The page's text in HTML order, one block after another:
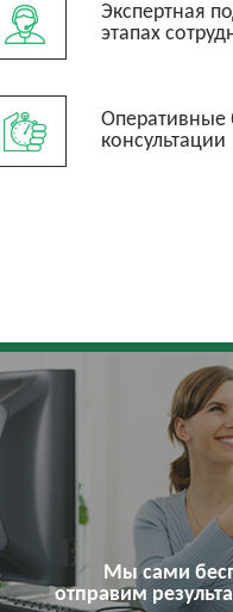
Экспертная
этапах
Оперативные
консультации
Мы сами
отправим